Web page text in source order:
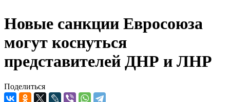
Новые санкции Евросоюза
могут коснуться
представителей ДНР и ЛНР
Поделиться